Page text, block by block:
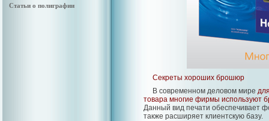
Статьи о полиграфии
Секреты хороших брошюр
В современном деловом мире
товара многие фирмы используют
Данный вид печати обеспечивает
также расширяет клиентскую базу.